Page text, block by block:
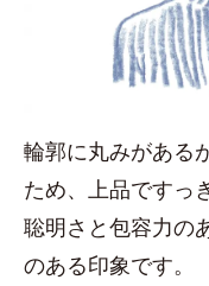
輪郭に丸みがある
ため、上品ですっ
聡明さと包容力の
のある印象です。